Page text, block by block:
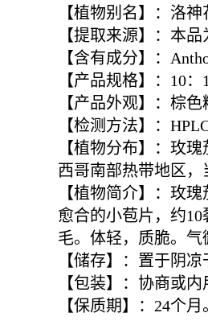
【植物别名】：洛
【提取来源】：本
【含有成分】：
【产品规格】：10
【产品外观】：棕
【检测方法】：
【植物分布】：玫
西哥南部热带地区
【植物简介】：玫
愈合的小苞片，约
毛。体轻，质脆。气
【储存】：置于阴
【包装】：协商或
【保质期】：24个月